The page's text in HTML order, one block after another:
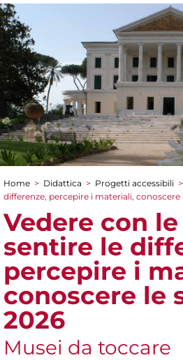
Tu sei qui
Home > Didattica > Progetti accessibili >
differenze, percepire i materiali, conoscere
Vedere con
sentire le
percepire i
conoscere le
2026
Musei da toccare